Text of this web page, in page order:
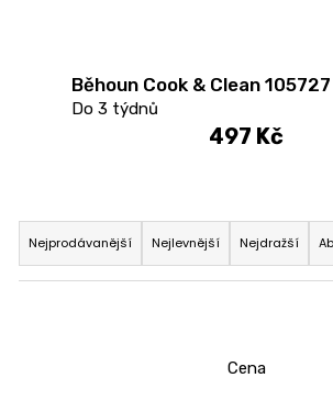
Běhoun Cook & Clean
Do 3 týdnů
497 Kč
Ř
a
z
Nejprodávanější Nejlevnější Nejdražší
Cena